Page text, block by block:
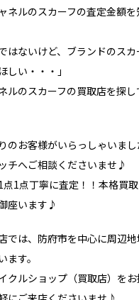
ネルのスカーフの査定金額
はないけど、ブランドのス
しい・・・」
ルのスカーフの買取店を探し
のお客様がいらっしゃいまし
チへご相談くださいませ♪
1点丁寧に査定！！本格買
座います♪
では、防府市を中心に周辺地
ます。
クルショップ（買取店）を